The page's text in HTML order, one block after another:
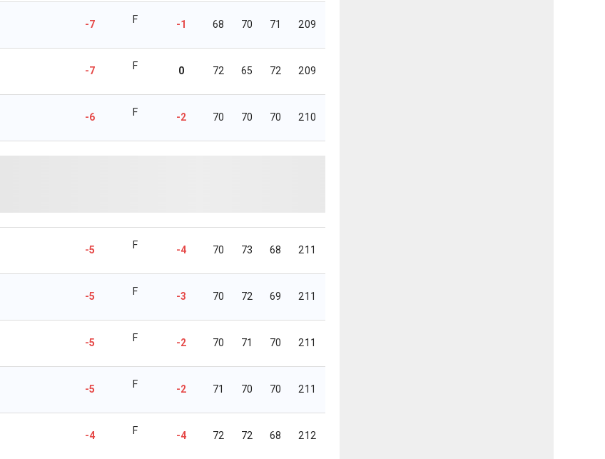
-7 F -1 68 70 71 209
-7 F 0 72 65 72 209
-6 F -2 70 70 70 210
-5 F -4 70 73 68 211
-5 F -3 70 72 69 211
-5 F -2 70 71 70 211
-5 F -2 71 70 70 211
-4 F -4 72 72 68 212